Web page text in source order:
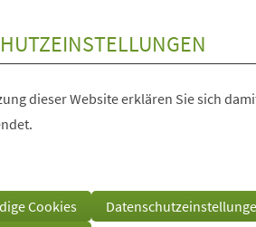
dieser Website erklären Sie sich
Cookies